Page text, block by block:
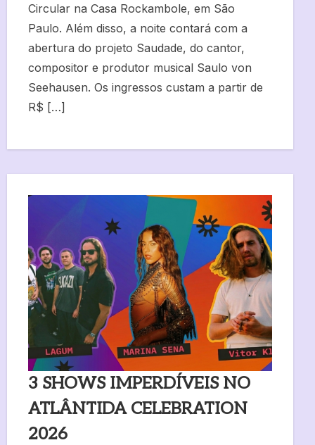
Circular na Casa Rockambole, em São
Paulo. Além disso, a noite contará com a
abertura do projeto Saudade, do cantor,
compositor e produtor musical Saulo von
Seehausen. Os ingressos custam a partir de
R$ […]
3 SHOWS IMPERDÍVEIS NO
ATLÂNTIDA CELEBRATION
2026